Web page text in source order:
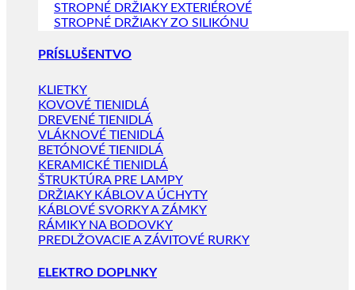
STROPNÉ DRŽIAKY EXTERIÉROVÉ
STROPNÉ DRŽIAKY ZO SILIKÓNU
PRÍSLUŠENTVO
KLIETKY
KOVOVÉ TIENIDLÁ
DREVENÉ TIENIDLÁ
VLÁKNOVÉ TIENIDLÁ
BETÓNOVÉ TIENIDLÁ
KERAMICKÉ TIENIDLÁ
ŠTRUKTÚRA PRE LAMPY
DRŽIAKY KÁBLOV A ÚCHYTY
KÁBLOVÉ SVORKY A ZÁMKY
RÁMIKY NA BODOVKY
PREDLŽOVACIE A ZÁVITOVÉ RURKY
ELEKTRO DOPLNKY